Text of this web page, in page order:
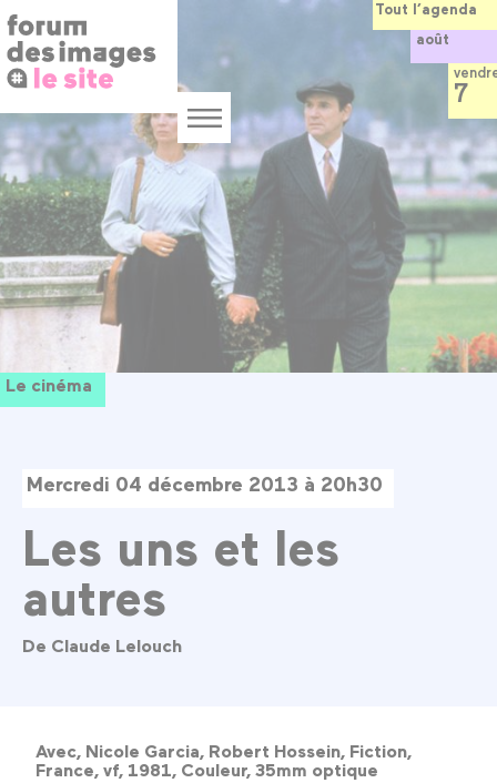
au
contenu
principal
Menu
Le cinéma
Mercredi 04 décembre 2013 à 20h30
Les uns et les
autres
De Claude Lelouch
Avec, Nicole Garcia, Robert Hossein, Fiction,
France, vf, 1981, Couleur, 35mm optique
Tout l’agenda
août
7